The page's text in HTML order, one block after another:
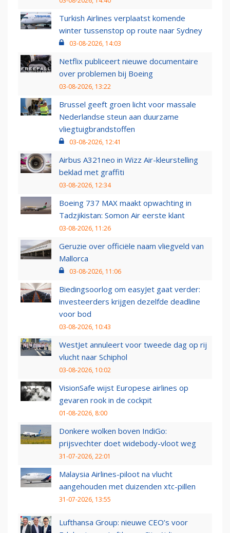
Turkish Airlines verplaatst komende
winter tussenstop op route naar Sydney
03-08-2026, 14:03
Netflix publiceert nieuwe documentaire
over problemen bij Boeing
03-08-2026, 13:22
Brussel geeft groen licht voor massale
Nederlandse steun aan duurzame
vliegtuigbrandstoffen
03-08-2026, 12:41
Airbus A321neo in Wizz Air-kleurstelling
beklad met graffiti
03-08-2026, 12:34
Boeing 737 MAX maakt opwachting in
Tadzjikistan: Somon Air eerste klant
03-08-2026, 11:26
Geruzie over officiële naam vliegveld van
Mallorca
03-08-2026, 11:06
Biedingsoorlog om easyJet gaat verder:
investeerders krijgen dezelfde deadline
voor bod
03-08-2026, 10:43
WestJet annuleert voor tweede dag op rij
vlucht naar Schiphol
03-08-2026, 10:02
VisionSafe wijst Europese airlines op
gevaren rook in de cockpit
01-08-2026, 8:00
Donkere wolken boven IndiGo:
prijsvechter doet widebody-vloot weg
31-07-2026, 22:01
Malaysia Airlines-piloot na vlucht
aangehouden met duizenden xtc-pillen
31-07-2026, 13:55
Lufthansa Group: nieuwe CEO’s voor